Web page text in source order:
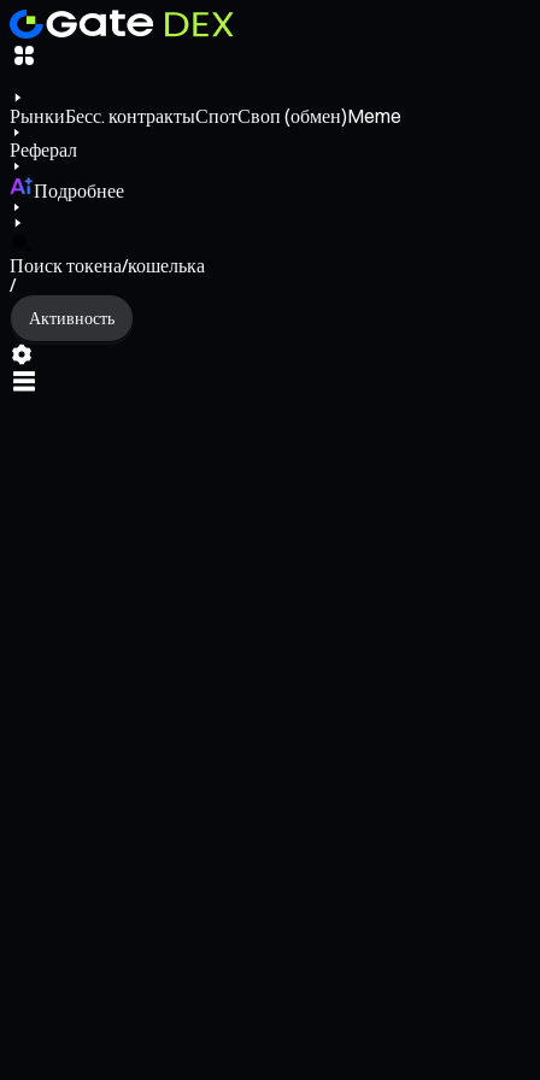
РынкиБесс. контрактыСпотСвоп (обмен)Meme
Реферал
Подробнее
Поиск токена/кошелька
/
Активность